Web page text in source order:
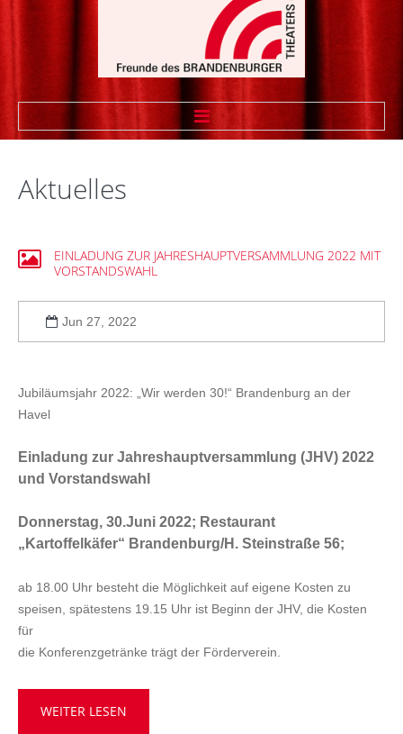
Vereinssatzung
Sponsoren
VERANSTALTUNGEN
AKTUELLES
Anfrage
Datenschutz
Aktuelles
EINLADUNG ZUR JAHRESHAUPTVERSAMMLUNG 2022 MIT
VORSTANDSWAHL
Jun 27, 2022
Jubiläumsjahr 2022: „Wir werden 30!“ Brandenburg an der
Havel
Einladung zur Jahreshauptversammlung (JHV) 2022
und Vorstandswahl
Donnerstag, 30.Juni 2022; Restaurant
„Kartoffelkäfer“ Brandenburg/H. Steinstraße 56;
ab 18.00 Uhr besteht die Möglichkeit auf eigene Kosten zu
speisen, spätestens 19.15 Uhr ist Beginn der JHV, die Kosten
für
die Konferenzgetränke trägt der Förderverein.
WEITER LESEN